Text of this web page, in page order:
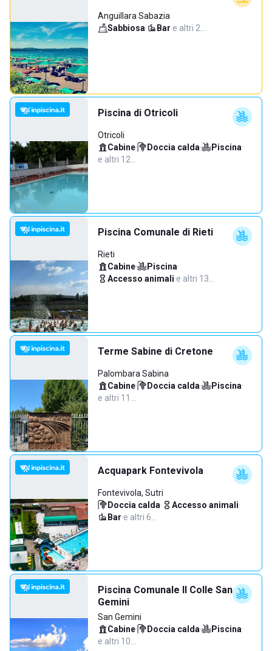
Anguillara Sabazia
Sabbiosa· Bar·e altri 2…
Piscina di Otricoli
Otricoli
Cabine· Doccia calda· Piscina·
e altri 12…
Piscina Comunale di Rieti
Rieti
Cabine· Piscina·
Accesso animali·e altri 13…
Terme Sabine di Cretone
Palombara Sabina
Cabine· Doccia calda· Piscina·
e altri 11…
Acquapark Fontevivola
Fontevivola, Sutri
Doccia calda· Accesso animali·
Bar·e altri 6…
Piscina Comunale Il Colle San
Gemini
San Gemini
Cabine· Doccia calda· Piscina·
e altri 10…